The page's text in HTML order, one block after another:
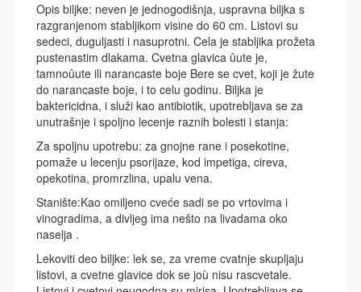
Opis biljke: neven je jednogodišnja, uspravna biljka s
razgranjenom stabljikom visine do 60 cm. Listovi su
sedeci, duguljasti i nasuprotni. Cela je stabljika prožeta
pustenastim dlakama. Cvetna glavica ûute je,
tamnoûute ili narancaste boje Bere se cvet, koji je žute
do narancaste boje, i to celu godinu. Biljka je
baktericidna, i služi kao antibiotik, upotrebljava se za
unutrašnje i spoljno lecenje raznih bolesti i stanja:
Za spoljnu upotrebu: za gnojne rane i posekotine,
pomaže u lecenju psorijaze, kod impetiga, cireva,
opekotina, promrzlina, upalu vena.
Stanište:Kao omiljeno cveće sadi se po vrtovima i
vinogradima, a divljeg ima nešto na livadama oko
naselja .
Lekoviti deo biljke: lek se, za vreme cvatnje skupljaju
listovi, a cvetne glavice dok se joù nisu rascvetale.